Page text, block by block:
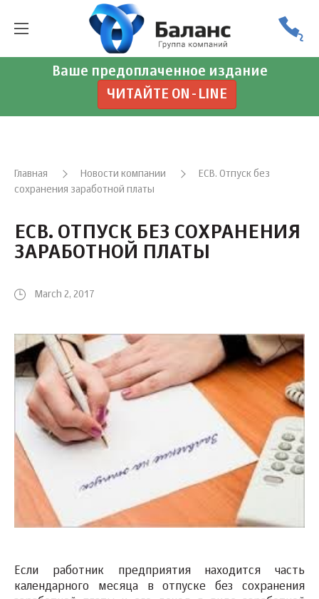
Ваше предоплаченное издание
ЧИТАЙТЕ ON-LINE
Главная Новости компании
ЕСВ. Отпуск без
сохранения заработной платы
ЕСВ. ОТПУСК БЕЗ СОХРАНЕНИЯ
ЗАРАБОТНОЙ ПЛАТЫ
March 2, 2017
Если работник предприятия находится часть
календарного месяца в отпуске без сохранения